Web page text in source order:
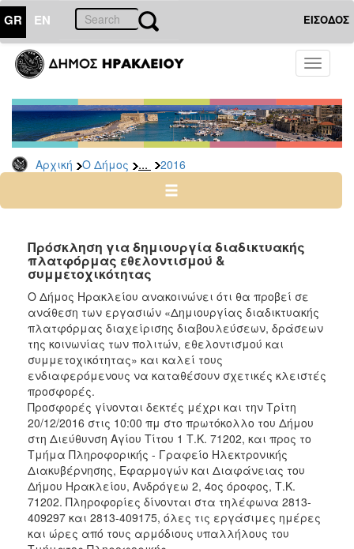
GR EN ΕΙΣΟΔΟΣ
Toggle
Αρχική Ο Δήμος ... 2016
ΔΗΜΟΣ
Διακηρύξεις
-
Δημοπρασίες
Αρχείο
2025
2023
2022
2021
2020
2019
2018
2017
2016
2015
2013
Πρόσκληση για δημιουργία διαδικτυακής
πλατφόρμας εθελοντισμού &
συμμετοχικότητας
Ο Δήμος Ηρακλείου ανακοινώνει ότι θα προβεί σε
ανάθεση των εργασιών «Δημιουργίας διαδικτυακής
πλατφόρμας διαχείρισης διαβουλεύσεων, δράσεων
της κοινωνίας των πολιτών, εθελοντισμού και
συμμετοχικότητας» και καλεί τους
ενδιαφερόμενους να καταθέσουν σχετικές κλειστές
προσφορές.
Προσφορές γίνονται δεκτές μέχρι και την Τρίτη
20/12/2016 στις 10:00 πμ στο πρωτόκολλο του Δήμου
στη Διεύθυνση Αγίου Τίτου 1 Τ.Κ. 71202, και προς το
Τμήμα Πληροφορικής - Γραφείο Ηλεκτρονικής
Διακυβέρνησης, Εφαρμογών και Διαφάνειας του
Δήμου Ηρακλείου, Ανδρόγεω 2, 4ος όροφος, Τ.Κ.
71202. Πληροφορίες δίνονται στα τηλέφωνα 2813-
409297 και 2813-409175, όλες τις εργάσιμες ημέρες
και ώρες από τους αρμόδιους υπαλλήλους του